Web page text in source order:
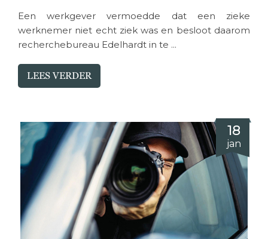
Een werkgever vermoedde dat een zieke
werknemer niet echt ziek was en besloot daarom
recherchebureau Edelhardt in te ...
LEES VERDER
18
jan